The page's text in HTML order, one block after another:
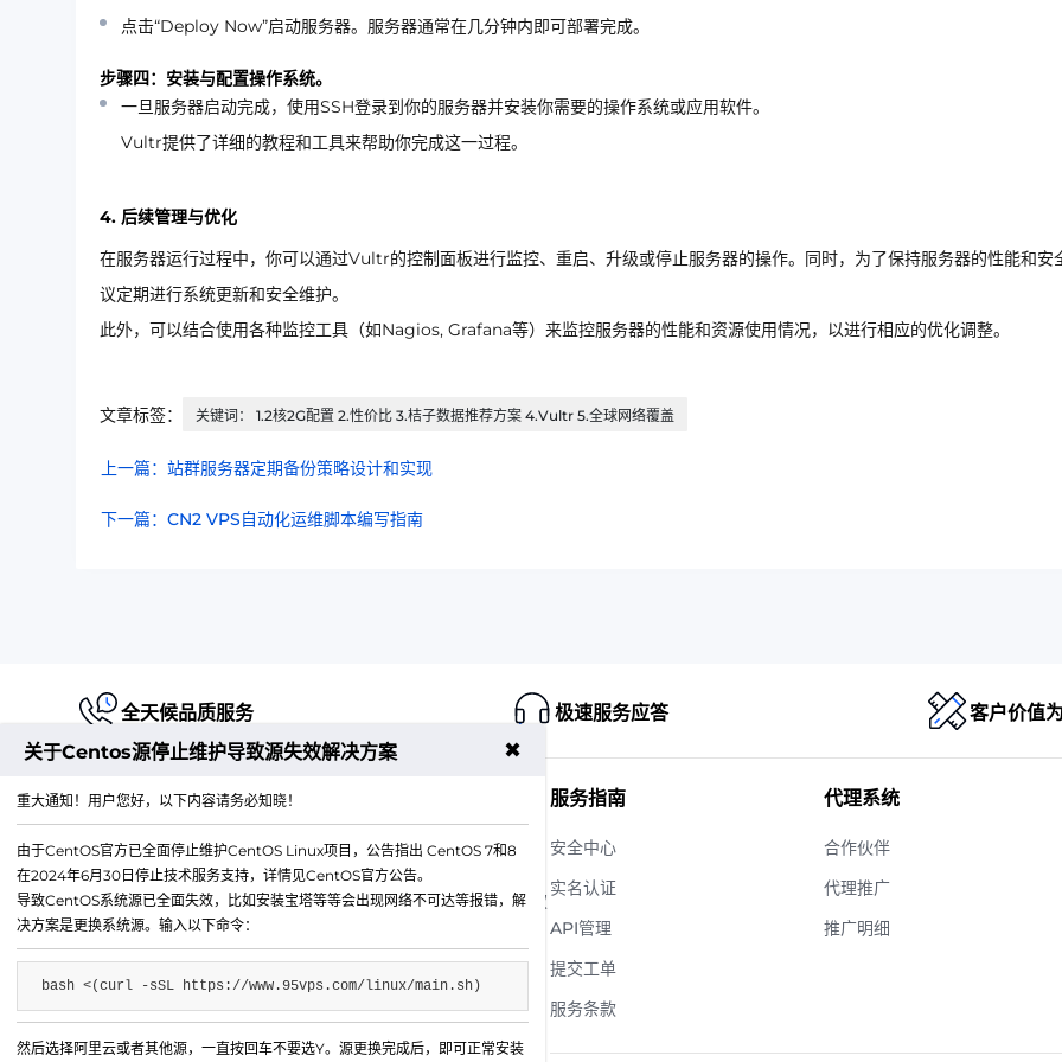
点击“Deploy Now”启动服务器。服务器通常在几分钟内即可部署完成。
步骤四：安装与配置操作系统。
一旦服务器启动完成，使用SSH登录到你的服务器并安装你需要的操作系统或应用软件。
Vultr提供了详细的教程和工具来帮助你完成这一过程。
4. 后续管理与优化
在服务器运行过程中，你可以通过Vultr的控制面板进行监控、重启、升级或停止服务器的操作。同时，为了保持服务器的性能和安
议定期进行系统更新和安全维护。
此外，可以结合使用各种监控工具（如Nagios, Grafana等）来监控服务器的性能和资源使用情况，以进行相应的优化调整。
文章标签： 关键词： 1.2核2G配置 2.性价比 3.桔子数据推荐方案 4.Vultr 5.全球网络覆盖
上一篇：站群服务器定期备份策略设计和实现
下一篇：CN2 VPS自动化运维脚本编写指南
全天候品质服务 极速服务应答 客户价值
江苏铭联云计算有限公司
Copyright © 2019-2026 All Rights Reserved.铭联科技 版权
所有
电子邮箱：mail@6w.cx
商务QQ：37809874
公司地址：苏州市姑苏区博济江南智造园1幢2029室
服务指南
安全中心
实名认证
API管理
提交工单
服务条款
代理系统
合作伙伴
代理推广
推广明细
关于Centos源停止维护导致源失效解决方案 ✖
重大通知！用户您好，以下内容请务必知晓！
由于CentOS官方已全面停止维护CentOS Linux项目，公告指出 CentOS 7和8
在2024年6月30日停止技术服务支持，详情见CentOS官方公告。
导致CentOS系统源已全面失效，比如安装宝塔等等会出现网络不可达等报错，解
决方案是更换系统源。输入以下命令：
bash <(curl -sSL https://www.95vps.com/linux/main.sh)
然后选择阿里云或者其他源，一直按回车不要选Y。源更换完成后，即可正常安装